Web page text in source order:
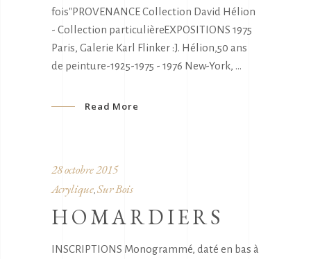
fois"PROVENANCE Collection David Hélion
- Collection particulièreEXPOSITIONS 1975
Paris, Galerie Karl Flinker :J. Hélion,50 ans
de peinture-1925-1975 - 1976 New-York,
Read More
28 octobre 2015
Acrylique Sur Bois
HOMARDIERS
INSCRIPTIONS Monogrammé, daté en bas à